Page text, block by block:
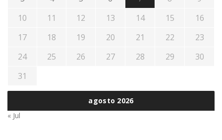
agosto 2026
10
11 12 13 14 15
16
17
18 19 20 21 22
23
24
25 26 27 28 29
30
31
« Jul